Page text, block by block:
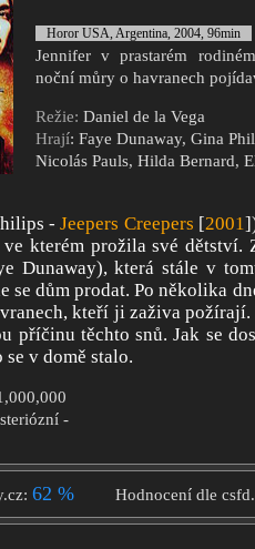
Horor USA, Argentina, 2004, 96min
Jennifer v prastarém
noční můry o havranech
Režie: Daniel de la Vega
Hrají: Faye Dunaway, Gina
Nicolás Pauls, Hilda Bernard,
-Jeepers Creepers [2001
kterém prožila své dětství.
Dunaway), která stále v
se dům prodat. Po několika
kteří ji zaživa
příčinu těchto snů. Jak se
v domě stalo.
-
62 % Hodnocení dle